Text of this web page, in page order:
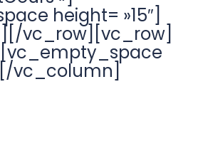
height= »15″]
vc_row][vc_row]
vc_column]